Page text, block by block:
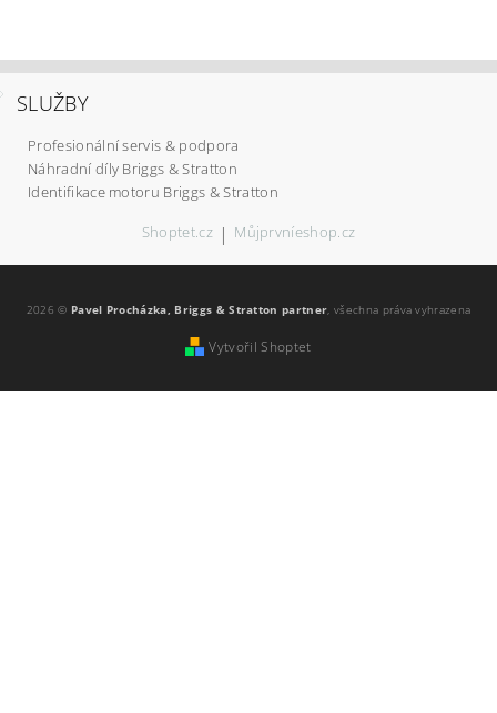
SLUŽBY
Profesionální servis & podpora
Náhradní díly Briggs & Stratton
Identifikace motoru Briggs & Stratton
Shoptet.cz | Můjprvníeshop.cz
2026 © Pavel Procházka, Briggs & Stratton partner, všechna práva vyhrazena
Vytvořil Shoptet